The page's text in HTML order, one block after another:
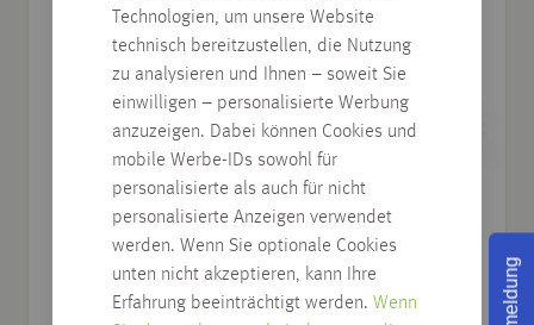
Technologien, um unsere Website
technisch bereitzustellen, die Nutzung
zu analysieren und Ihnen – soweit Sie
einwilligen – personalisierte Werbung
anzuzeigen. Dabei können Cookies und
mobile Werbe-IDs sowohl für
personalisierte als auch für nicht
personalisierte Anzeigen verwendet
werden. Wenn Sie optionale Cookies
unten nicht akzeptieren, kann Ihre
Erfahrung beeinträchtigt werden. Wenn